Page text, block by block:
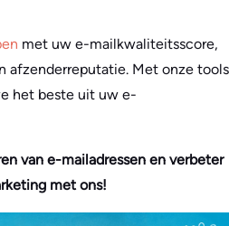
met uw e-mailkwaliteitsscore,
afzenderreputatie. Met onze tools
het beste uit uw e-
van e-mailadressen en verbeter
met ons!